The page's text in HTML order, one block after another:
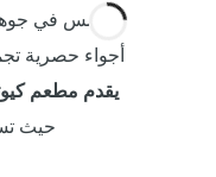
انغمس في
أجواء حصرية
يقدم مطعم
حيث